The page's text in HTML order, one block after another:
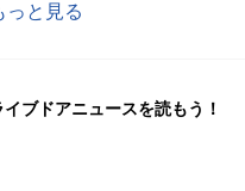
っと見る
イブドアニュースを読もう！